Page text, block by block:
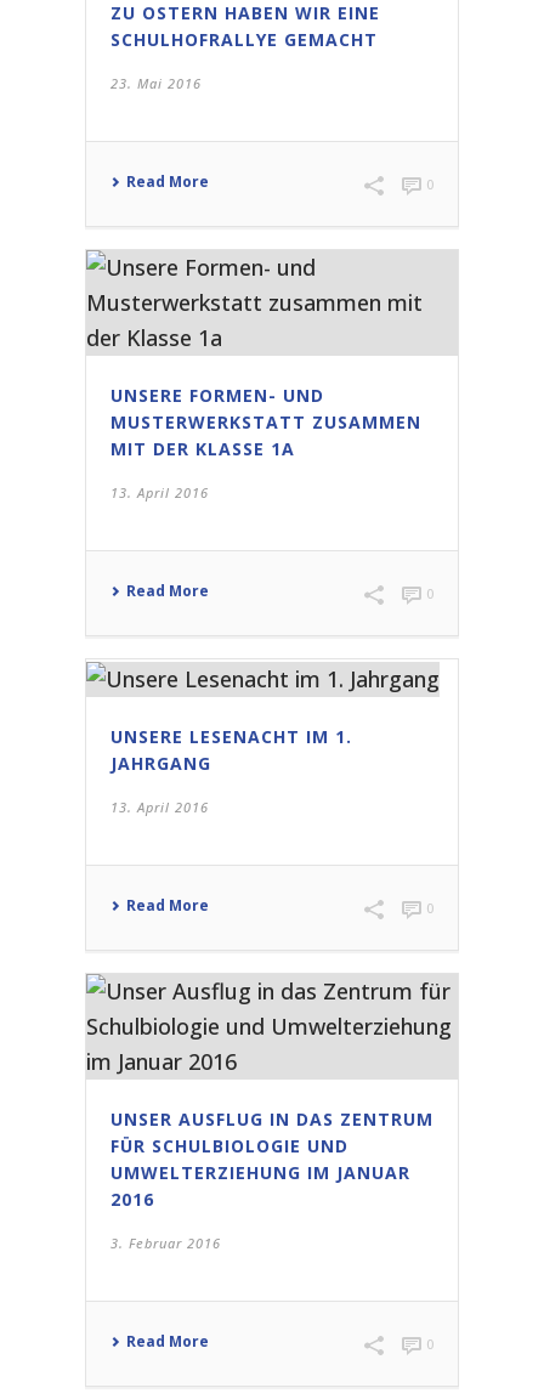
ZU OSTERN HABEN WIR EINE
SCHULHOFRALLYE GEMACHT
23. Mai 2016
Read More 0
UNSERE FORMEN- UND
MUSTERWERKSTATT ZUSAMMEN
MIT DER KLASSE 1A
13. April 2016
Read More 0
UNSERE LESENACHT IM 1.
JAHRGANG
13. April 2016
Read More 0
UNSER AUSFLUG IN DAS ZENTRUM
FÜR SCHULBIOLOGIE UND
UMWELTERZIEHUNG IM JANUAR
2016
3. Februar 2016
Read More 0